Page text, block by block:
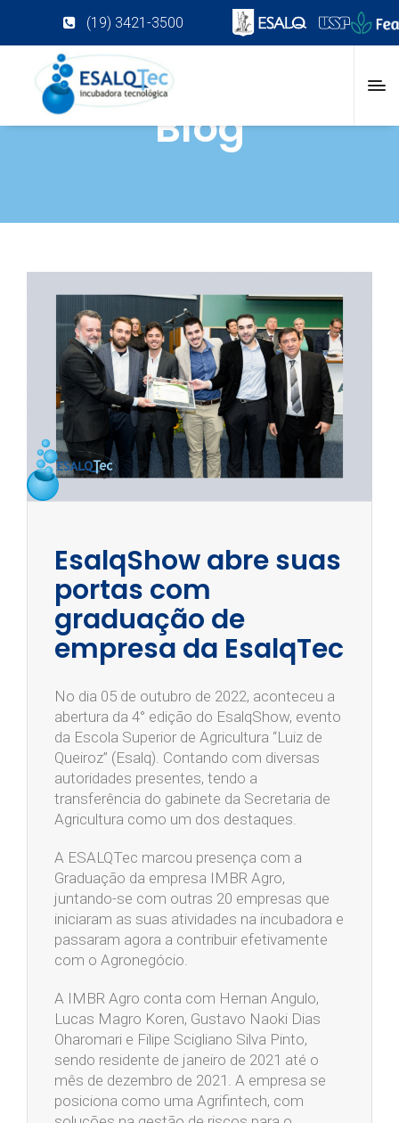
(19) 3421-3500
Blog
EsalqShow abre suas
portas com
graduação de
empresa da EsalqTec
No dia 05 de outubro de 2022, aconteceu a
abertura da 4° edição do EsalqShow, evento
da Escola Superior de Agricultura “Luiz de
Queiroz” (Esalq). Contando com diversas
autoridades presentes, tendo a
transferência do gabinete da Secretaria de
Agricultura como um dos destaques.
A ESALQTec marcou presença com a
Graduação da empresa IMBR Agro,
juntando-se com outras 20 empresas que
iniciaram as suas atividades na incubadora e
passaram agora a contribuir efetivamente
com o Agronegócio.
A IMBR Agro conta com Hernan Angulo,
Lucas Magro Koren, Gustavo Naoki Dias
Oharomari e Filipe Scigliano Silva Pinto,
sendo residente de janeiro de 2021 até o
mês de dezembro de 2021. A empresa se
posiciona como uma Agrifintech, com